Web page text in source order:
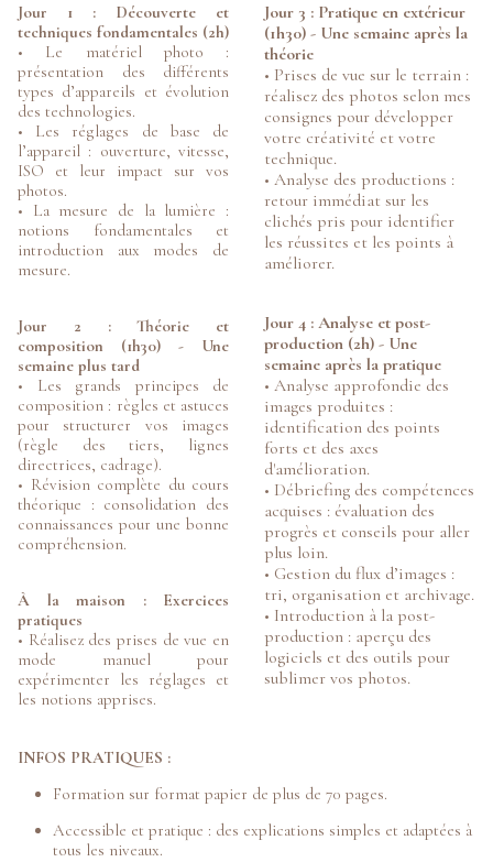
Jour 1 : Découverte et
techniques fondamentales (2h)
• Le matériel photo :
présentation des différents
types d’appareils et évolution
des technologies.
• Les réglages de base de
l’appareil : ouverture, vitesse,
ISO et leur impact sur vos
photos.
• La mesure de la lumière :
notions fondamentales et
introduction aux modes de
mesure.
Jour 2 : Théorie et
composition (1h30) - Une
semaine plus tard
• Les grands principes de
composition : règles et astuces
pour structurer vos images
(règle des tiers, lignes
directrices, cadrage).
• Révision complète du cours
théorique : consolidation des
connaissances pour une bonne
compréhension.
À la maison : Exercices
pratiques
• Réalisez des prises de vue en
mode manuel pour
expérimenter les réglages et
les notions apprises.
Jour 3 : Pratique en extérieur
(1h30) - Une semaine après la
théorie
• Prises de vue sur le terrain :
réalisez des photos selon mes
consignes pour développer
votre créativité et votre
technique.
• Analyse des productions :
retour immédiat sur les
clichés pris pour identifier
les réussites et les points à
améliorer.
Jour 4 : Analyse et post-
production (2h) - Une
semaine après la pratique
• Analyse approfondie des
images produites :
identification des points
forts et des axes
d'amélioration.
• Débriefing des compétences
acquises : évaluation des
progrès et conseils pour aller
plus loin.
• Gestion du flux d’images :
tri, organisation et archivage.
• Introduction à la post-
production : aperçu des
logiciels et des outils pour
sublimer vos photos.
INFOS PRATIQUES :
Formation sur format papier de plus de 70 pages.
Accessible et pratique : des explications simples et adaptées à
tous les niveaux.